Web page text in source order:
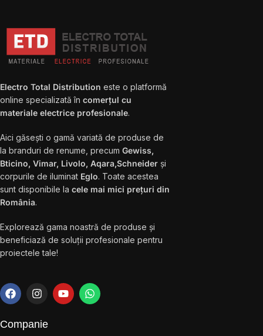
Electro Total Distribution este o platformă
online specializată în comerțul cu
materiale electrice profesionale.
Aici găsești o gamă variată de produse de
la branduri de renume, precum Gewiss,
Bticino, Vimar, Livolo, Aqara,Schneider și
corpurile de iluminat Eglo. Toate acestea
sunt disponibile la cele mai mici prețuri din
România.
Explorează gama noastră de produse și
beneficiază de soluții profesionale pentru
proiectele tale!
Companie